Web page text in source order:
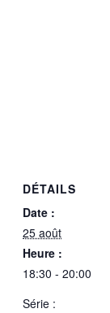
DÉTAILS
Date :
25 août
Heure :
18:30 - 20:00
Série :